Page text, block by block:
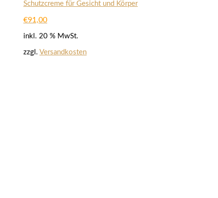
Schutzcreme für Gesicht und Körper
€91,00
inkl. 20 % MwSt.
zzgl. Versandkosten